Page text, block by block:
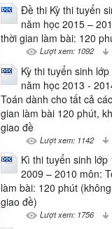
Đề thi Kỳ thi tuyển
năm học 2015 –
thời gian làm bài: 120
Lượt xem: 1092
Kỳ thi tuyển sinh
năm học 2013 -
Toán dành cho tất cả
gian làm bài 120 phút,
giao đề
Lượt xem: 1142
Kì thi tuyển sinh
2009 – 2010 môn:
làm bài: 120 phút
giao đề)
Lượt xem: 1756